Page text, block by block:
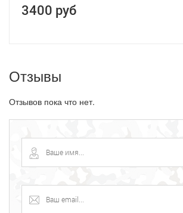
3400 руб
Отзывы
Отзывов пока что нет.